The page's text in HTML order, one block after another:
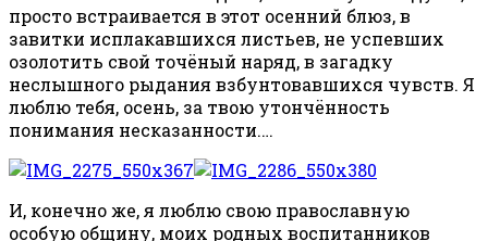
просто встраивается в этот осенний блюз, в
завитки исплакавшихся листьев, не успевших
озолотить свой точёный наряд, в загадку
неслышного рыдания взбунтовавшихся чувств. Я
люблю тебя, осень, за твою утончённость
понимания несказанности.…
И, конечно же, я люблю свою православную
особую общину, моих родных воспитанников